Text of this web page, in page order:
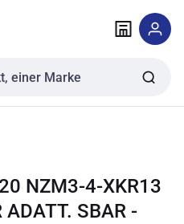
NZM3-4-XKR13
ADATT. SBAR -